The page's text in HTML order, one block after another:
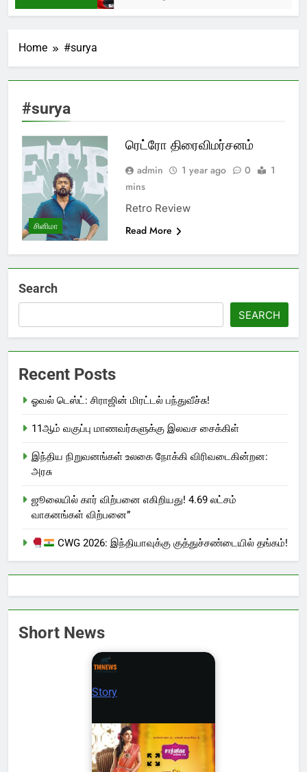
Home #surya
#surya
சினிமா
ரெட்ரோ திரைவிமர்சனம்
admin 1 year ago 0
1
mins
Retro Review
Read More
Search
SEARCH
Recent Posts
ஓவல் டெஸ்ட்: சிராஜின் மிரட்டல் பந்துவீச்சு!
11ஆம் வகுப்பு மாணவர்களுக்கு இலவச சைக்கிள்
இந்திய நிறுவனங்கள் உலகை நோக்கி விரிவடைகின்றன:
அரசு
ஜூலையில் கார் விற்பனை எகிறியது! 4.69 லட்சம்
வாகனங்கள் விற்பனை”
CWG 2026: இந்தியாவுக்கு குத்துச்சண்டையில் தங்கம்!
Short News
Story